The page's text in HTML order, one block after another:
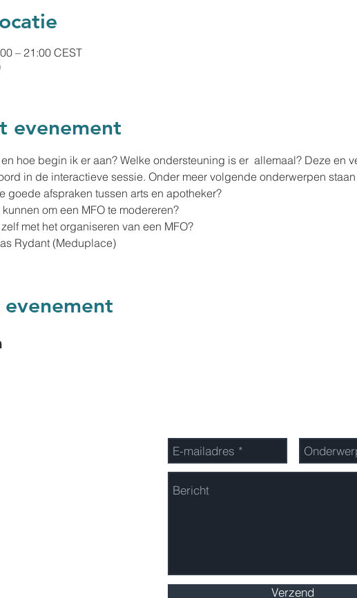
– 21:00 CEST
evenement
hoe begin ik er aan? Welke ondersteuning is er  allemaal? Deze en
in de interactieve sessie. Onder meer volgende onderwerpen
goede afspraken tussen arts en apotheker?
kunnen om een MFO te modereren?
met het organiseren van een MFO?
Rydant (Meduplace)
Verzend